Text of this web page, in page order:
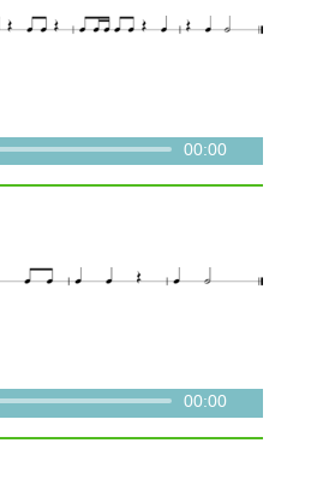
Lydavspiller 00:00
Lydavspiller 00:00